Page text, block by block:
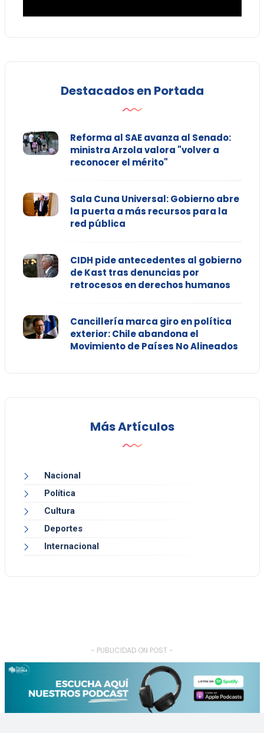
Destacados en Portada
Reforma al SAE avanza al Senado:
ministra Arzola valora "volver a
reconocer el mérito"
Sala Cuna Universal: Gobierno abre
la puerta a más recursos para la
red pública
CIDH pide antecedentes al gobierno
de Kast tras denuncias por
retrocesos en derechos humanos
Cancillería marca giro en política
exterior: Chile abandona el
Movimiento de Países No Alineados
Más Artículos
Nacional
Política
Cultura
Deportes
Internacional
- PUBLICIDAD ON POST -